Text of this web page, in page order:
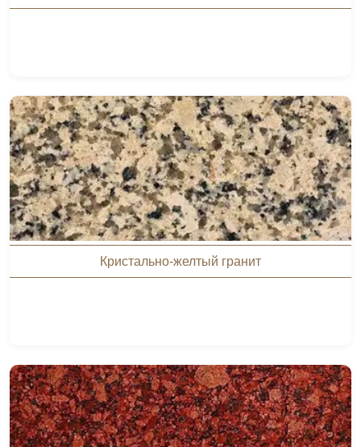
Кристально-желтый гранит